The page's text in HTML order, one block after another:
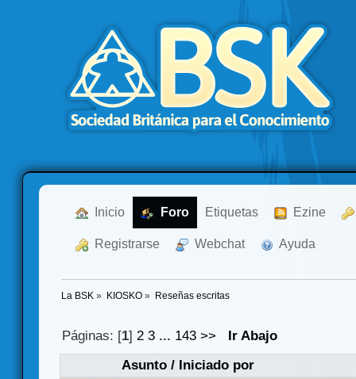
Inicio Foro Etiquetas Ezine
Registrarse Webchat Ayuda
La BSK » KIOSKO» Reseñas escritas
Páginas: [1]2 3 ... 143 >>
Ir Abajo
Asunto/ Iniciado por